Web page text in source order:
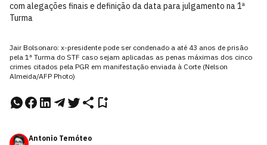
com alegações finais e definição da data para julgamento na 1ª
Turma
Jair Bolsonaro: x-presidente pode ser condenado a até 43 anos de prisão
pela 1ª Turma do STF caso sejam aplicadas as penas máximas dos cinco
crimes citados pela PGR em manifestação enviada à Corte (Nelson
Almeida/AFP Photo)
Antonio Temóteo